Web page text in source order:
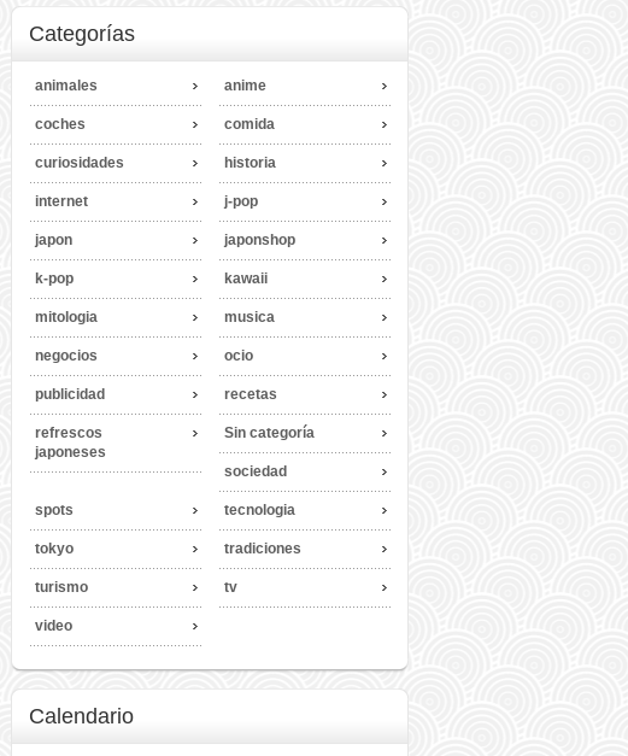
Categorías
animales anime
coches comida
curiosidades historia
internet j-pop
japon japonshop
k-pop kawaii
mitologia musica
negocios ocio
publicidad recetas
refrescos
japoneses
Sin categoría
sociedad
spots tecnologia
tokyo tradiciones
turismo tv
video
Calendario